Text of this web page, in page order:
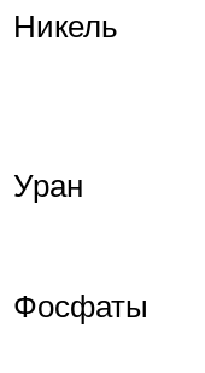
Никель
Уран
Фосфаты